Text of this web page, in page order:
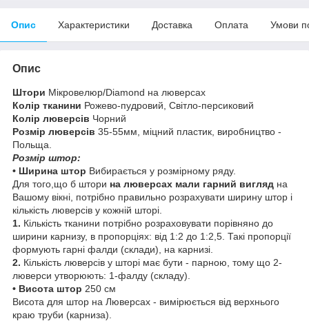
Опис Характеристики Доставка Оплата Умови
Опис
Штори Мікровелюр/Diamond на люверсах
Колір тканини Рожево-пудровий, Світло-персиковий
Колір люверсів Чорний
Розмір люверсів 35-55мм, міцний пластик, виробництво -
Польща.
Розмір штор:
• Ширина штор Вибирається у розмірному ряду.
Для того,що б штори на люверсах мали гарний вигляд на
Вашому вікні, потрібно правильно розрахувати ширину штор і
кількість люверсів у кожній шторі.
1. Кількість тканини потрібно розраховувати порівняно до
ширини карнизу, в пропорціях: від 1:2 до 1:2,5. Такі пропорції
формують гарні фалди (склади), на карнизі.
2. Кількість люверсів у шторі має бути - парною, тому що 2-
люверси утворюють: 1-фалду (складу).
• Висота штор 250 см
Висота для штор на Люверсах - вимірюється від верхнього
краю труби (карниза).